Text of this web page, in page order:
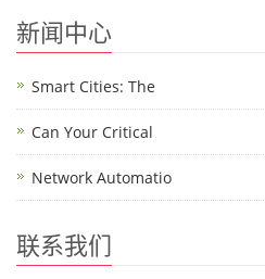
新闻中心
Smart Cities: The
Can Your Critical
Network Automatio
联系我们